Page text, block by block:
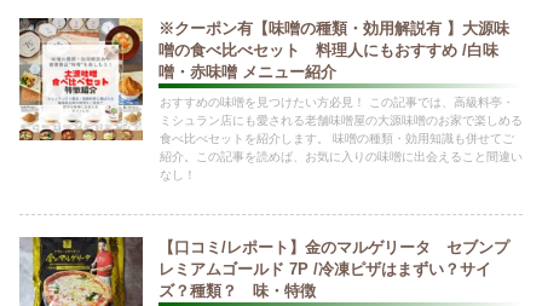
※クーポン有【味噌の種類・効用解説有 】大源味
噌の食べ比べセット 料理人にもおすすめ /白味
噌・赤味噌 メニュー紹介
おすすめの味噌を見つけたい方必見！ この記事では、高級料亭・
ミシュラン店にも愛される老舗味噌屋の大源味噌のお家で楽しめる
食べ比べセットを紹介します。 味噌の種類・効用知識も併せてご
紹介。この記事を読めば、お気に入りの味噌に出会えること間違い
なし！
【口コミ/レポート】金のマルゲリータ セブンプ
レミアムゴールド 7P /冷凍ピザはまずい？サイ
ズ？種類？ 味・特徴